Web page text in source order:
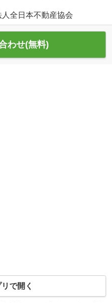
全日本不動産協会
わせ(無料)
で開く